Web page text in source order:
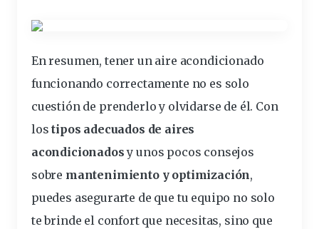
En resumen, tener un aire acondicionado
funcionando correctamente no es solo
cuestión de prenderlo y olvidarse de él. Con
lostipos adecuados de aires
acondicionadosy unos pocos consejos
sobre mantenimiento y optimización,
puedes asegurarte de que tu equipo no solo
te brinde el confort que necesitas, sino que